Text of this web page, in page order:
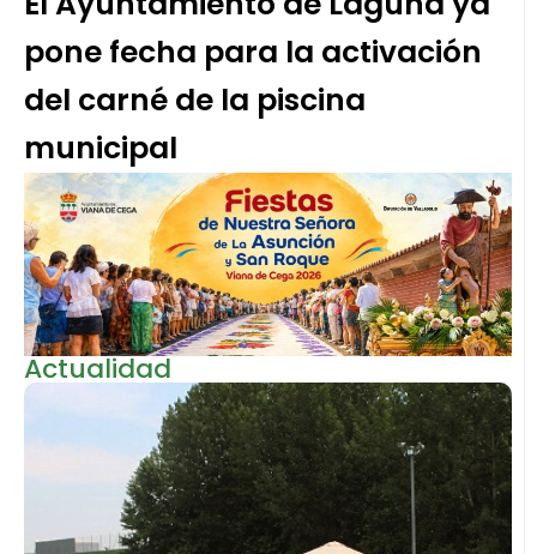
pone fecha para la activación
del carné de la piscina
municipal
Actualidad